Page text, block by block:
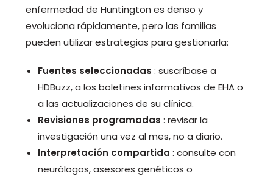
enfermedad de Huntington es denso y
evoluciona rápidamente, pero las familias
pueden utilizar estrategias para gestionarla:
Fuentes seleccionadas : suscríbase a
HDBuzz, a los boletines informativos de EHA o
a las actualizaciones de su clínica.
Revisiones programadas : revisar la
investigación una vez al mes, no a diario.
Interpretación compartida : consulte con
neurólogos, asesores genéticos o